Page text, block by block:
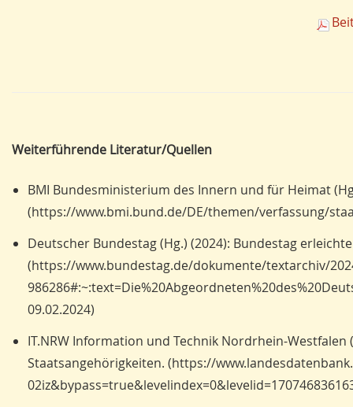
Weiterführende Literatur/Quellen
BMI Bundesministerium des Innern und für Heimat
(https://www.bmi.bund.de/DE/themen/verfassung/
Deutscher Bundestag (Hg.) (2024): Bundestag
(https://www.bundestag.de/dokumente/textarchiv/
09.02.2024)
IT.NRW Information und Technik Nordrhein-Westfalen
Staatsangehörigkeiten. (https://